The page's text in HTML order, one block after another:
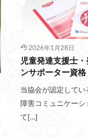
2026年1月28日
児童発達支援士
ンサポーター資格
当協会が認定して
障害コミュニケー
て[…]